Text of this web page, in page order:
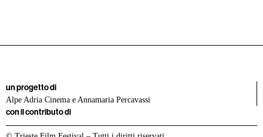
un progetto di
Alpe Adria Cinema e Annamaria Percavassi
con il contributo di